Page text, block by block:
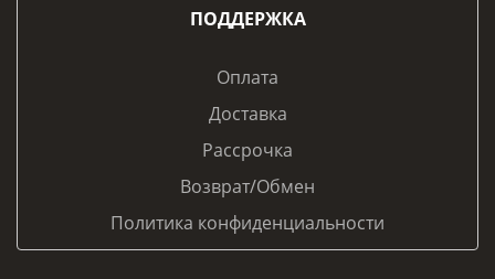
ПОДДЕРЖКА
Оплата
Доставка
Рассрочка
Возврат/Обмен
Политика конфиденциальности